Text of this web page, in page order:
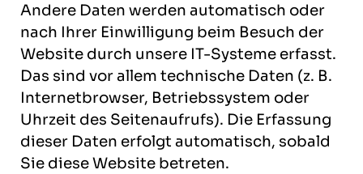
Andere Daten werden automatisch oder
nach Ihrer Einwilligung beim Besuch der
Website durch unsere IT-Systeme erfasst.
Das sind vor allem technische Daten (z. B.
Internetbrowser, Betriebssystem oder
Uhrzeit des Seitenaufrufs). Die Erfassung
dieser Daten erfolgt automatisch, sobald
Sie diese Website betreten.